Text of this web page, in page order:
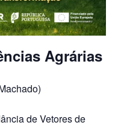
Agrárias
de Vetores de